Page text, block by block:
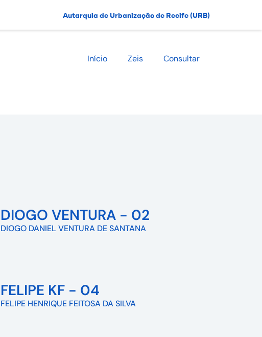
Autarquia de Urbanização de Recife (URB)
Início Zeis Consultar
DIOGO VENTURA - 02
DIOGO DANIEL VENTURA DE SANTANA
FELIPE KF - 04
FELIPE HENRIQUE FEITOSA DA SILVA